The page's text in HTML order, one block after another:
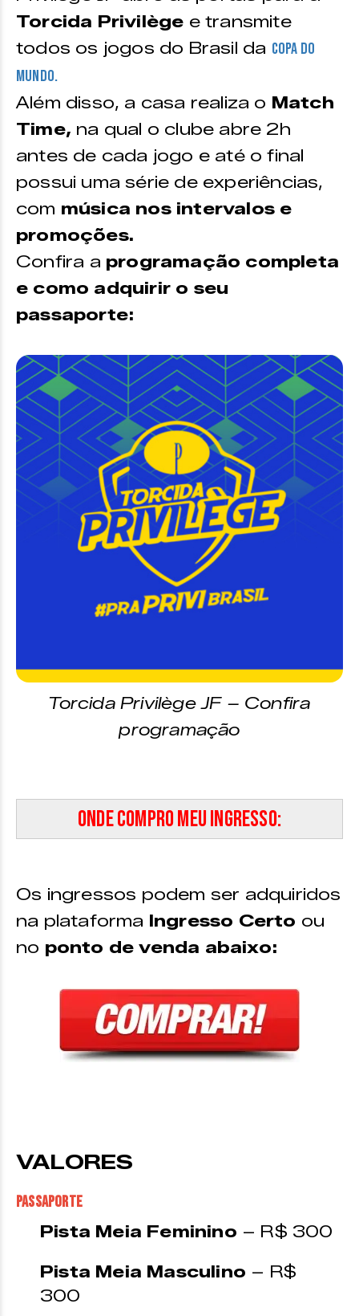
Pista Meia Feminino
Pista Meia Masculino– R$ 300
Pista Inteira Feminino –
R$ 600
Diária (24, 28 ou 02/12)
Pista Meia Feminino –
Pista Meia Masculino– R$ 60
Pista Inteira Feminino –R$ 80
Pista Inteira Masculino –
Torcida Privilège e transmite
todos os jogos do Brasil da Copa do
Mundo.
Além disso, a casa realiza o Match
Time, na qual o clube abre 2h
antes de cada jogo e até o final
possui uma série de experiências,
com música nos intervalos e
promoções.
Confira a programação completa
e como adquirir o seu
passaporte:
Torcida Privilège JF – Confira
programação
Onde compro meu ingresso:
Os ingressos podem ser adquiridos
na plataforma Ingresso Certo ou
no ponto de venda abaixo:
VALORES
Passaporte
Pista Meia Feminino – R$ 300
Pista Meia Masculino – R$
300